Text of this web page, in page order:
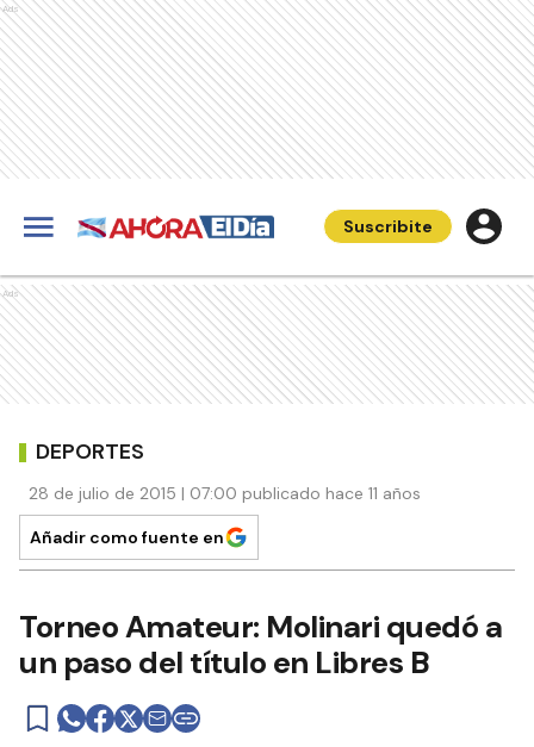
Ads
Suscribite
Ads
DEPORTES
28 de julio de 2015 | 07:00 publicado hace 11 años
Añadir como fuente en
Torneo Amateur: Molinari quedó a
un paso del título en Libres B